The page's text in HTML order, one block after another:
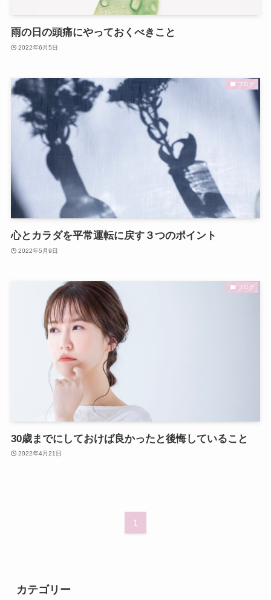
雨の日の頭痛にやっておくべきこと
2022年6月5日
ブログ
心とカラダを平常運転に戻す３つのポイント
2022年5月9日
ブログ
30歳までにしておけば良かったと後悔していること
2022年4月21日
1
カテゴリー